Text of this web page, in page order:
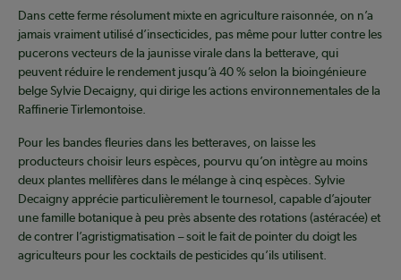
Dans cette ferme résolument mixte en agriculture raisonnée, on n’a
jamais vraiment utilisé d’insecticides, pas même pour lutter contre les
pucerons vecteurs de la jaunisse virale dans la betterave, qui
peuvent réduire le rendement jusqu’à 40 % selon la bioingénieure
belge Sylvie Decaigny, qui dirige les actions environnementales de la
Raffinerie Tirlemontoise.
Pour les bandes fleuries dans les betteraves, on laisse les
producteurs choisir leurs espèces, pourvu qu’on intègre au moins
deux plantes mellifères dans le mélange à cinq espèces. Sylvie
Decaigny apprécie particulièrement le tournesol, capable d’ajouter
une famille botanique à peu près absente des rotations (astéracée) et
de contrer l’agristigmatisation – soit le fait de pointer du doigt les
agriculteurs pour les cocktails de pesticides qu’ils utilisent.